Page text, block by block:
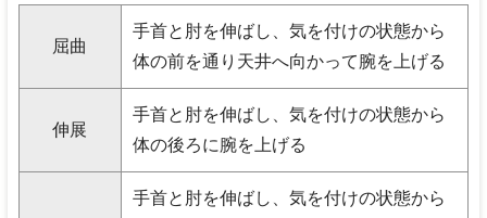
屈曲
手首と肘を伸ばし、気を付けの状態から
体の前を通り天井へ向かって腕を上げる
伸展
手首と肘を伸ばし、気を付けの状態から
体の後ろに腕を上げる
手首と肘を伸ばし、気を付けの状態から